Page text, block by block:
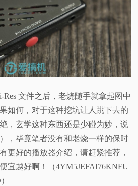
文件之后，老烧随手就拿起图中
如何，对于这种挖坑让人跳下去的
，玄学这种东西还是少碰为妙，说
，毕竟笔者没有和老烧一样的保时
更好的播放器介绍，请赶紧推荐，
宜越好啊！（4YM5JEFAI76KNFU